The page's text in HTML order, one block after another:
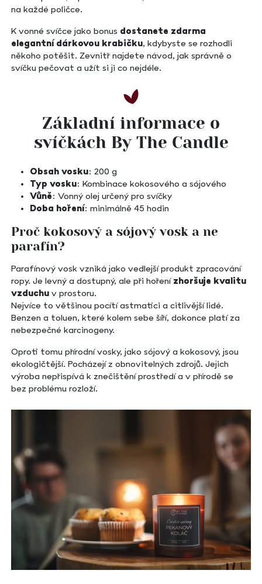
na každé poličce.
K vonné svíčce jako bonus dostanete zdarma
elegantní dárkovou krabičku, kdybyste se rozhodli
někoho potěšit. Zevnitř najdete návod, jak správně o
svíčku pečovat a užít si ji co nejdéle.
Základní informace o
svíčkách By The Candle
Obsah vosku: 200 g
Typ vosku: Kombinace kokosového a sójového
Vůně: Vonný olej určený pro svíčky
Doba hoření: minimálně 45 hodin
Proč kokosový a sójový vosk a ne
parafín?
Parafínový vosk vzniká jako vedlejší produkt zpracování
ropy. Je levný a dostupný, ale při hoření zhoršuje kvalitu
vzduchu v prostoru.
Nejvíce to většinou pocítí astmatici a citlivější lidé.
Benzen a toluen, které kolem sebe šíří, dokonce platí za
nebezpečné karcinogeny.
Oproti tomu přírodní vosky, jako sójový a kokosový, jsou
ekologičtější. Pocházejí z obnovitelných zdrojů. Jejich
výroba nepřispívá k znečištění prostředí a v přírodě se
bez problému rozloží.